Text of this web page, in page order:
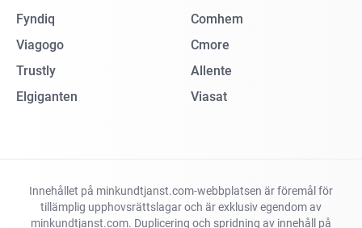
Fyndiq
Viagogo
Trustly
Elgiganten
Comhem
Cmore
Allente
Viasat
Innehållet på minkundtjanst.com-webbplatsen är föremål för
tillämplig upphovsrättslagar och är exklusiv egendom av
minkundtjanst.com. Duplicering och spridning av innehåll på